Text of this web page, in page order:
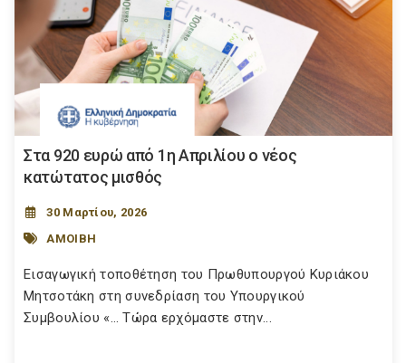
Στα 920 ευρώ από 1η Απριλίου ο νέος
κατώτατος μισθός
30 Μαρτίου, 2026
ΑΜΟΙΒΗ
Εισαγωγική τοποθέτηση του Πρωθυπουργού Κυριάκου
Μητσοτάκη στη συνεδρίαση του Υπουργικού
Συμβουλίου «… Τώρα ερχόμαστε στην...